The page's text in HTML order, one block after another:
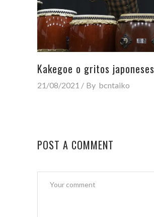
Kakegoe o gritos japoneses
21/08/2021 By bcntaiko
POST A COMMENT